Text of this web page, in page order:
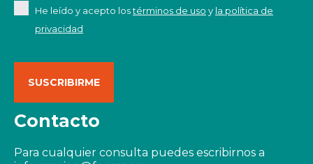
He leído y acepto lostérminos de uso y la política de
privacidad
Contacto
Para cualquier consulta puedes escribirnos a